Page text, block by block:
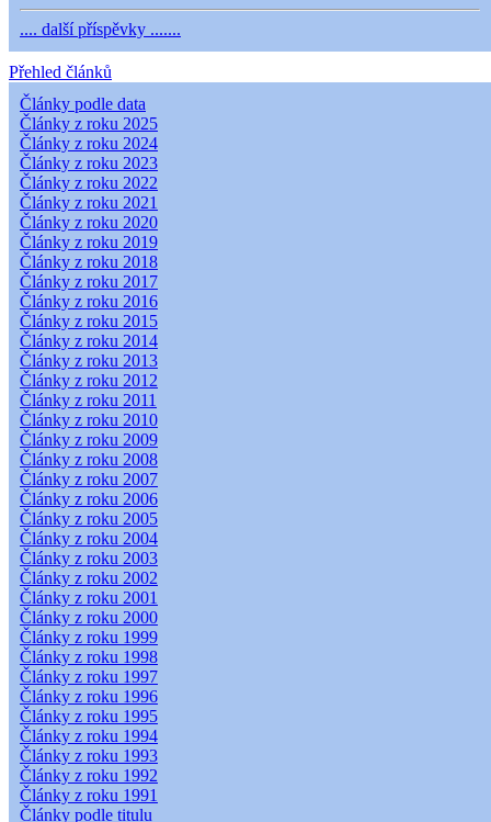
.... další příspěvky .......
Přehled článků
Články podle data
Články z roku 2025
Články z roku 2024
Články z roku 2023
Články z roku 2022
Články z roku 2021
Články z roku 2020
Články z roku 2019
Články z roku 2018
Články z roku 2017
Články z roku 2016
Články z roku 2015
Články z roku 2014
Články z roku 2013
Články z roku 2012
Články z roku 2011
Články z roku 2010
Články z roku 2009
Články z roku 2008
Články z roku 2007
Články z roku 2006
Články z roku 2005
Články z roku 2004
Články z roku 2003
Články z roku 2002
Články z roku 2001
Články z roku 2000
Články z roku 1999
Články z roku 1998
Články z roku 1997
Články z roku 1996
Články z roku 1995
Články z roku 1994
Články z roku 1993
Články z roku 1992
Články z roku 1991
Články podle titulu